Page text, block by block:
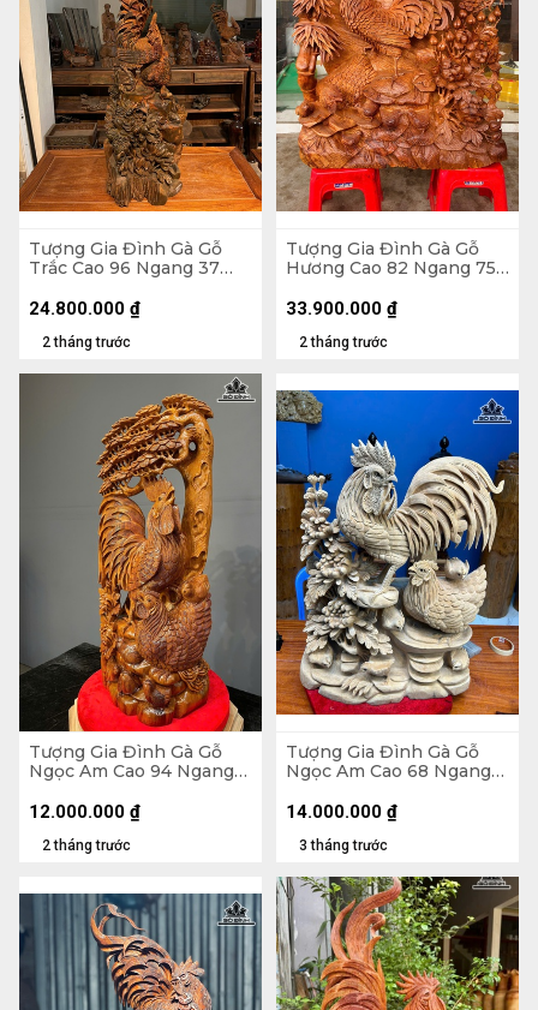
Tượng Gia Đình Gà Gỗ
Trắc Cao 96 Ngang 37
2 tháng trước
24.800.000 ₫
Tượng Gia Đình Gà Gỗ
Hương Cao 82 Ngang 75
2 tháng trước
33.900.000 ₫
Tượng Gia Đình Gà Gỗ
Ngọc Am Cao 94 Ngang
2 tháng trước
12.000.000 ₫
Tượng Gia Đình Gà Gỗ
Ngọc Am Cao 68 Ngang
3 tháng trước
14.000.000 ₫